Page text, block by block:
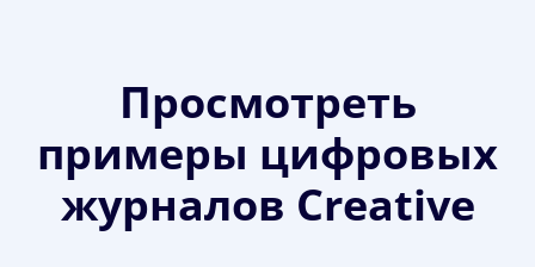
Просмотреть
примеры цифровых
журналов Creative